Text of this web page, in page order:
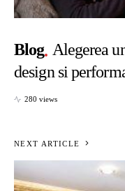
Blog Alegerea
design si
280 views
NEXT ARTICLE